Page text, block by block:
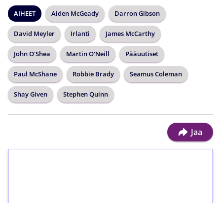
AIHEET Aiden McGeady Darron Gibson
David Meyler Irlanti James McCarthy
John O'Shea Martin O'Neill Pääuutiset
Paul McShane Robbie Brady Seamus Coleman
Shay Given Stephen Quinn
Jaa